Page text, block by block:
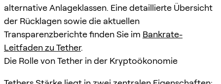
alternative Anlageklassen. Eine detaillierte Übersicht
der Rücklagen sowie die aktuellen
Transparenzberichte finden Sie im Bankrate-
Leitfaden zu Tether.
Die Rolle von Tether in der Kryptoökonomie